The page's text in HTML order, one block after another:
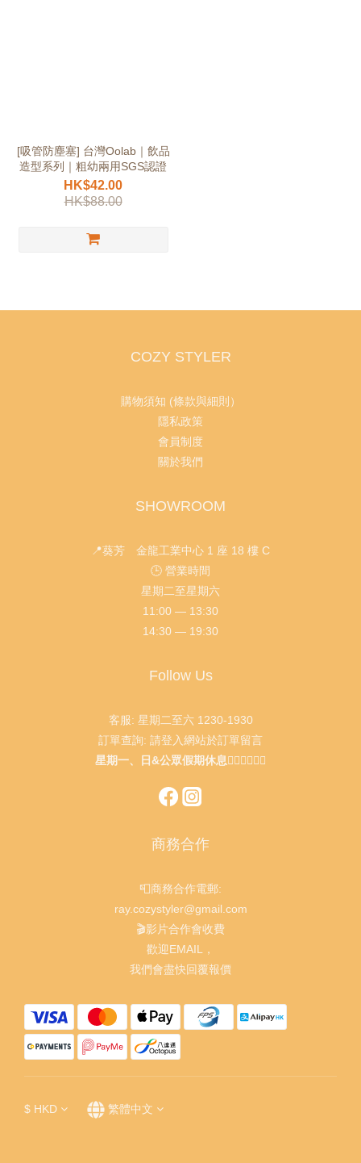
[吸管防塵塞] 台灣Oolab｜飲品
造型系列｜粗幼兩用SGS認證
HK$42.00
HK$88.00
COZY STYLER
購物須知 (條款與細則）
隱私政策
會員制度
關於我們
SHOWROOM
📍葵芳 金龍工業中心 1 座 18 樓 C
🕒 營業時間
星期二至星期六
11:00 — 13:30
14:30 — 19:30
Follow Us
客服: 星期二至六 1230-1930
訂單查詢: 請登入網站於訂單留言
星期一、日&公眾假期休息🙇🏻‍♂️🙇🏻‍♀️
商務合作
📮商務合作電郵:
ray.cozystyler@gmail.com
🎬影片合作會收費
歡迎EMAIL，
我們會盡快回覆報價
$ HKD 繁體中文